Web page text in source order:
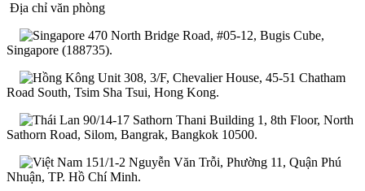
Địa chỉ văn phòng
470 North Bridge Road, #05-12, Bugis Cube,
Singapore (188735).
Unit 308, 3/F, Chevalier House, 45-51 Chatham
Road South, Tsim Sha Tsui, Hong Kong.
90/14-17 Sathorn Thani Building 1, 8th Floor, North
Sathorn Road, Silom, Bangrak, Bangkok 10500.
151/1-2 Nguyễn Văn Trỗi, Phường 11, Quận Phú
Nhuận, TP. Hồ Chí Minh.